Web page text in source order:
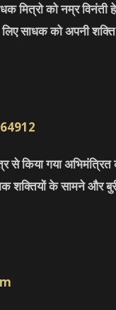
मित्रो को नम्र विनंती
साधक को अपनी शक्ति
किया गया अभिमंत्रित
शक्तियों के सामने और